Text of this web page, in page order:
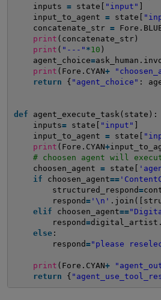
inputs = state[ "input" ]
input_to_agent = state[
concatenate_str =
print (concatenate_str)
print ( "---" *10 )
agent_choice=
print (Fore.CYAN+
return
{ "agent_choice" :
def
inputs= state[ "input" ]
input_to_agent = state[
print (Fore.CYAN+
# choosen agent will
choosen_agent = state[
if
choosen_agent==
structured_respond=
respond='\n'
elif
choosen_agent==
respond=
else:
respond="please
print (Fore.CYAN+
return
{